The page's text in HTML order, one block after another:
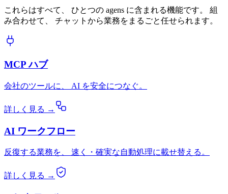
これらはすべて、 ひとつの agens に含まれる機能です。 組
み合わせて、 チャットから業務をまるごと任せられます。
MCP ハブ
会社のツールに、 AI を安全につなぐ。
詳しく見る →
AI ワークフロー
反復する業務を、 速く・確実な自動処理に載せ替える。
詳しく見る →